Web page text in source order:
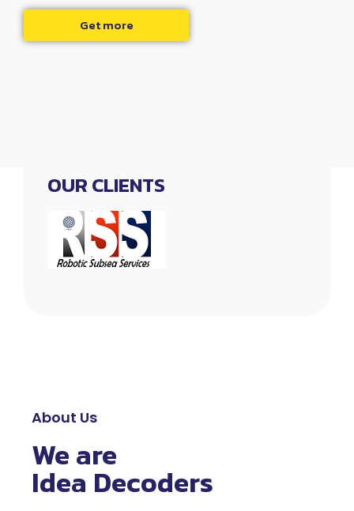
Get more
OUR CLIENTS
About Us
We are
Idea Decoders